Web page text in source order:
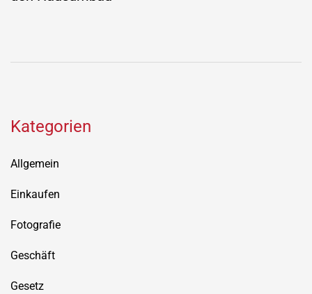
Kategorien
Allgemein
Einkaufen
Fotografie
Geschäft
Gesetz